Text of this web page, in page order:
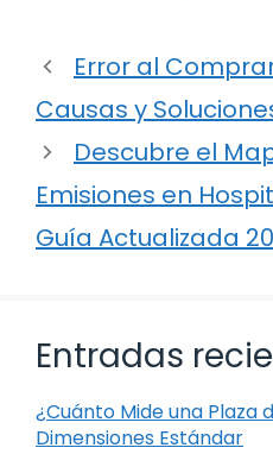
Error al
Causas y
Descubre el
Emisiones en
Guía Actualizada
Entradas
¿Cuánto Mide una Plaza
Dimensiones Estándar